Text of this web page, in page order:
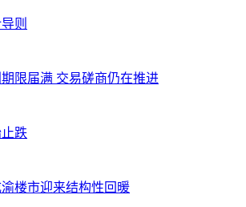
则
限届满 交易磋商仍在推进
跌
楼市迎来结构性回暖